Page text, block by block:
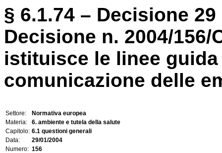
§ 6.1.74 – Decisione
Decisione n. 2004/
istituisce le linee
comunicazione delle
Settore:
Normativa europea
Materia:
6. ambiente e tutela della salute
Capitolo: 6.1 questioni generali
Data:
29/01/2004
Numero: 156